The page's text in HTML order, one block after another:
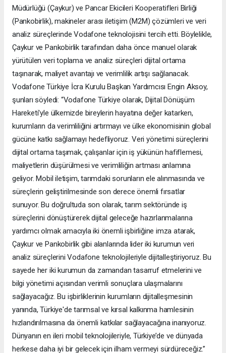
Müdürlüğü (Çaykur) ve Pancar Ekicileri Kooperatifleri Birliği
(Pankobirlik), makineler arası iletişim (M2M) çözümleri ve veri
analiz süreçlerinde Vodafone teknolojisini tercih etti. Böylelikle,
Çaykur ve Pankobirlik tarafından daha önce manuel olarak
yürütülen veri toplama ve analiz süreçleri dijital ortama
taşınarak, maliyet avantajı ve verimlilik artışı sağlanacak.
Vodafone Türkiye İcra Kurulu Başkan Yardımcısı Engin Aksoy,
şunları söyledi: “Vodafone Türkiye olarak, Dijital Dönüşüm
Hareketi'yle ülkemizde bireylerin hayatına değer katarken,
kurumların da verimliliğini artırmayı ve ülke ekonomisinin global
gücüne katkı sağlamayı hedefliyoruz. Veri yönetimi süreçlerini
dijital ortama taşımak, çalışanlar için iş yükünün hafiflemesi,
maliyetlerin düşürülmesi ve verimliliğin artması anlamına
geliyor. Mobil iletişim, tarımdaki sorunların ele alınmasında ve
süreçlerin geliştirilmesinde son derece önemli fırsatlar
sunuyor. Bu doğrultuda son olarak, tarım sektöründe iş
süreçlerini dönüştürerek dijital geleceğe hazırlanmalarına
yardımcı olmak amacıyla iki önemli işbirliğine imza atarak,
Çaykur ve Pankobirlik gibi alanlarında lider iki kurumun veri
analiz süreçlerini Vodafone teknolojileriyle dijitalleştiriyoruz. Bu
sayede her iki kurumun da zamandan tasarruf etmelerini ve
bilgi yönetimi açısından verimli sonuçlara ulaşmalarını
sağlayacağız. Bu işbirliklerinin kurumların dijitalleşmesinin
yanında, Türkiye'de tarımsal ve kırsal kalkınma hamlesinin
hızlandırılmasına da önemli katkılar sağlayacağına inanıyoruz.
Dünyanın en ileri mobil teknolojileriyle, Türkiye’de ve dünyada
herkese daha iyi bir gelecek için ilham vermeyi sürdüreceğiz.”